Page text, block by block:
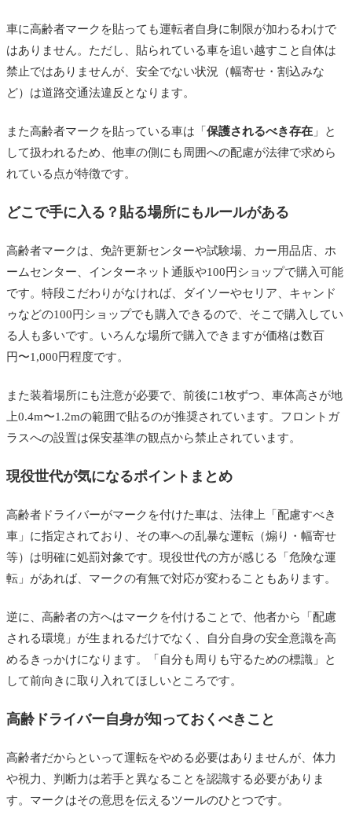
車に高齢者マークを貼っても運転者自身に制限が加わるわけで
はありません。ただし、貼られている車を追い越すこと自体は
禁止ではありませんが、安全でない状況（幅寄せ・割込みな
ど）は道路交通法違反となります。
また高齢者マークを貼っている車は「 保護されるべき存在 」と
して扱われるため、他車の側にも周囲への配慮が法律で求めら
れている点が特徴です。
どこで手に入る？貼る場所にもルールがある
高齢者マークは、免許更新センターや試験場、カー用品店、ホ
ームセンター、インターネット通販や100円ショップで購入可能
です。特段こだわりがなければ、ダイソーやセリア、キャンド
ゥなどの100円ショップでも購入できるので、そこで購入してい
る人も多いです。いろんな場所で購入できますが価格は数百
円〜1,000円程度です。
また装着場所にも注意が必要で、前後に1枚ずつ、車体高さが地
上0.4m〜1.2mの範囲で貼るのが推奨されています。フロントガ
ラスへの設置は保安基準の観点から禁止されています。
現役世代が気になるポイントまとめ
高齢者ドライバーがマークを付けた車は、法律上「配慮すべき
車」に指定されており、その車への乱暴な運転（煽り・幅寄せ
等）は明確に処罰対象です。現役世代の方が感じる「危険な運
転」があれば、マークの有無で対応が変わることもあります。
逆に、高齢者の方へはマークを付けることで、他者から「配慮
される環境」が生まれるだけでなく、自分自身の安全意識を高
めるきっかけになります。「自分も周りも守るための標識」と
して前向きに取り入れてほしいところです。
高齢ドライバー自身が知っておくべきこと
高齢者だからといって運転をやめる必要はありませんが、体力
や視力、判断力は若手と異なることを認識する必要がありま
す。マークはその意思を伝えるツールのひとつです。